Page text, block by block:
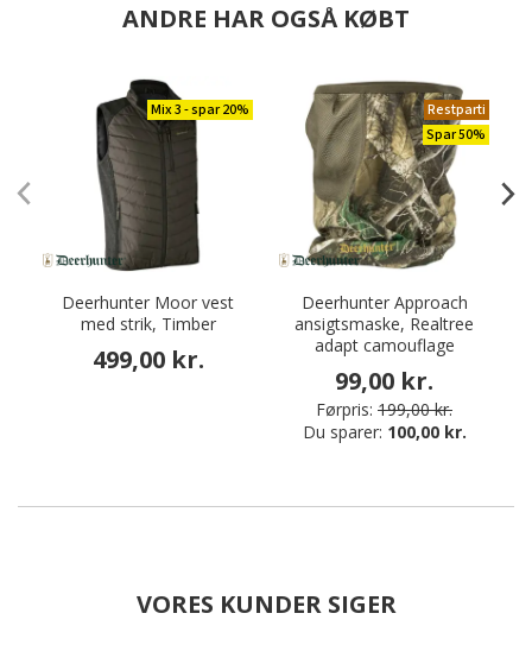
ANDRE HAR OGSÅ KØBT
Mix 3 - spar 20%
Deerhunter Moor vest
med strik, Timber
499,00 kr.
Restparti
Spar 50%
Deerhunter Approach
ansigtsmaske, Realtree
adapt camouflage
99,00 kr.
Førpris: 199,00 kr.
Du sparer: 100,00 kr.
VORES KUNDER SIGER